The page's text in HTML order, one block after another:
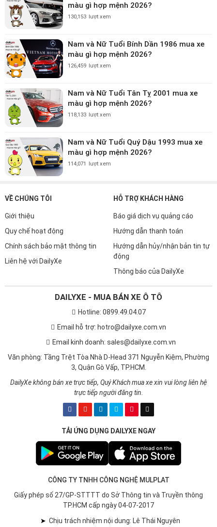
màu gì hợp mệnh 2026?
130,153 lượt xem
Nam và Nữ Tuổi Bính Dần 1986 mua xe
màu gì hợp mệnh 2026?
126,459 lượt xem
Nam và Nữ Tuổi Tân Tỵ 2001 mua xe
màu gì hợp mệnh 2026?
118,133 lượt xem
Nam và Nữ Tuổi Quý Dậu 1993 mua xe
màu gì hợp mệnh 2026?
114,071 lượt xem
VỀ CHÚNG TÔI
Giới thiệu
Quy chế hoạt động
Chính sách bảo mật thông tin
Liên hệ với DailyXe
HỖ TRỢ KHÁCH HÀNG
Báo giá dịch vụ quảng cáo
Hướng dẫn thanh toán
Hướng dẫn hủy/nhận bản tin tự
động
Thông báo của DailyXe
DAILYXE - MUA BÁN XE Ô TÔ
Hotline: 0899.49.04.07
Email hỗ trợ: hotro@dailyxe.com.vn
Email kinh doanh: sales@dailyxe.com.vn
Văn phòng: Tầng Trệt Tòa Nhà D-Head 371 Nguyễn Kiệm, Phường
3, Quận Gò Vấp, TP.HCM.
DailyXe không bán xe trực tiếp, Quý Khách mua xe xin vui lòng liên hệ
trực tiếp người đăng tin.
TẢI ỨNG DỤNG DAILYXE NGAY
CÔNG TY TNHH CÔNG NGHỆ MULPLAT
Giấy phép số 27/GP-STTTT do Sở Thông tin và Truyền thông
TP.HCM cấp ngày 04-07-2017
➤ Chịu trách nhiệm nội dung: Lê Thái Nguyên